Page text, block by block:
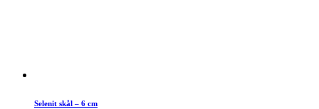
Selenit skål – 6 cm